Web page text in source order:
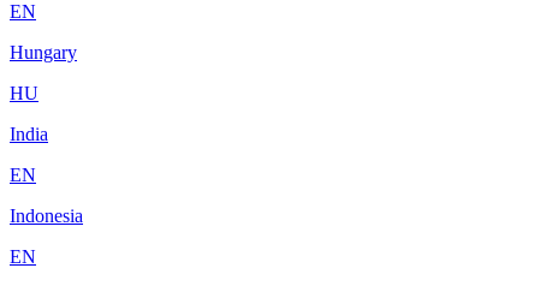
EN
Hungary
HU
India
EN
Indonesia
EN